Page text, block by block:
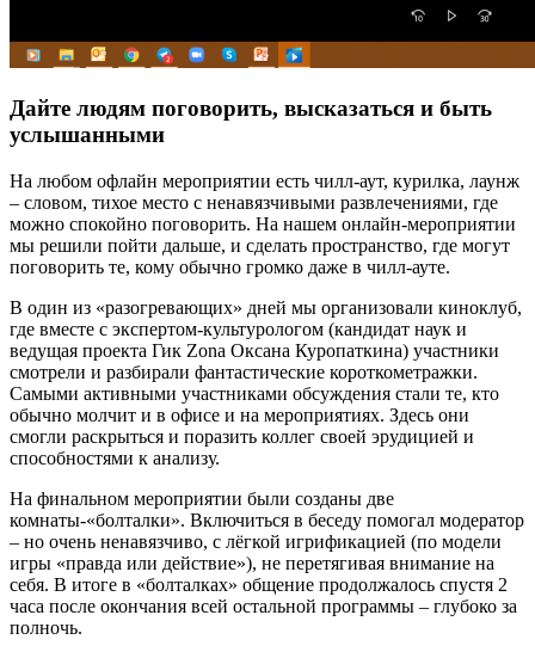
Дайте людям поговорить, высказаться и быть
услышанными
На любом офлайн мероприятии есть чилл-аут, курилка, лаунж
– словом, тихое место с ненавязчивыми развлечениями, где
можно спокойно поговорить. На нашем онлайн-мероприятии
мы решили пойти дальше, и сделать пространство, где могут
поговорить те, кому обычно громко даже в чилл-ауте.
В один из «разогревающих» дней мы организовали киноклуб,
где вместе с экспертом-культурологом (кандидат наук и
ведущая проекта Гик Zona Оксана Куропаткина) участники
смотрели и разбирали фантастические короткометражки.
Самыми активными участниками обсуждения стали те, кто
обычно молчит и в офисе и на мероприятиях. Здесь они
смогли раскрыться и поразить коллег своей эрудицией и
способностями к анализу.
На финальном мероприятии были созданы две
комнаты-«болталки». Включиться в беседу помогал модератор
– но очень ненавязчиво, с лёгкой игрификацией (по модели
игры «правда или действие»), не перетягивая внимание на
себя. В итоге в «болталках» общение продолжалось спустя 2
часа после окончания всей остальной программы – глубоко за
полночь.